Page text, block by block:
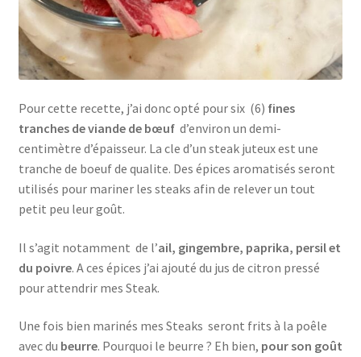
Pour cette recette, j’ai donc opté pour six (6) fines
tranches de viande de bœufd’environ un demi-
centimètre d’épaisseur. La cle d’un steak juteux est une
tranche de boeuf de qualite. Des épices aromatisés seront
utilisés pour mariner les steaks afin de relever un tout
petit peu leur goût.
Il s’agit notamment de l’ail, gingembre, paprika, persil et
du poivre. A ces épices j’ai ajouté du jus de citron pressé
pour attendrir mes Steak.
Une fois bien marinés mes Steaks seront frits à la poêle
avec du beurre. Pourquoi le beurre ? Eh bien, pour son goût